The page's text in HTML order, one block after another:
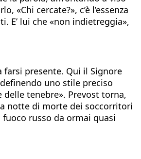
cercate?», c’è l’essenza
lui che «non indietreggia»,
farsi presente. Qui il Signore
uno stile preciso
tenebre». Prevost torna,
notte di morte dei soccorritori
russo da ormai quasi